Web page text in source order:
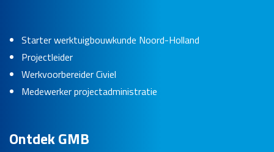
Starter werktuigbouwkunde Noord-Holland
Projectleider
Werkvoorbereider Civiel
Medewerker projectadministratie
Ontdek GMB